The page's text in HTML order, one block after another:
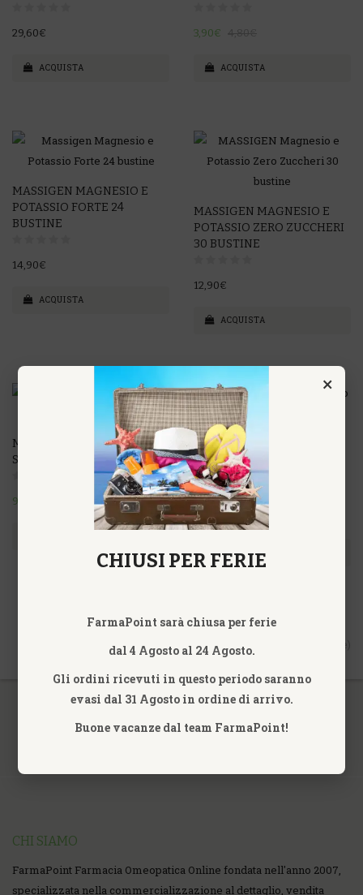
29,60€
ACQUISTA
3,90€
ACQUISTA
MASSIGEN MAGNESIO E
POTASSIO FORTE 24
BUSTINE
14,90€
ACQUISTA
MASSIGEN MAGNESIO E
POTASSIO ZERO ZUCCHERI
30 BUSTINE
12,90€
ACQUISTA
MASSIGEN MAGNESIO
SUPERIOR 150 GR
9,90€
MASSIGEN PRONTO
RECUPERO ENERGIA PLUS
24 BUSTINE
20,90€
ACQUISTA
Vis. da 1 a 8 di 8 (1 Pagine)
CHI SIAMO
FarmaPoint Farmacia Omeopatica Online fondata nell'anno 2007,
specializzata nella commercializzazione al dettaglio, vendita
×
CHIUSI PER FERIE
FarmaPoint sarà chiusa per ferie
dal 4 Agosto al 24 Agosto.
Gli ordini ricevuti in questo periodo saranno
evasi dal 31 Agosto in ordine di arrivo.
Buone vacanze dal team FarmaPoint!